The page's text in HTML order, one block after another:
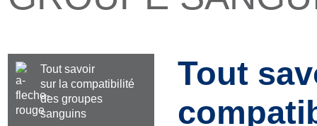
Tout savoir
sur la compatibilité
des groupes
sanguins
Tout